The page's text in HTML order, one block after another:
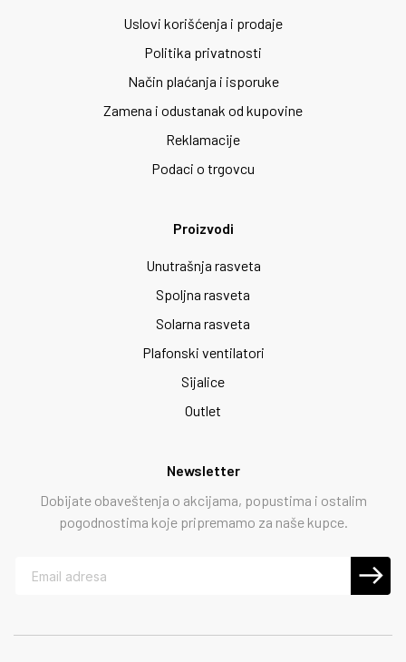
Uslovi korišćenja i prodaje
Politika privatnosti
Način plaćanja i isporuke
Zamena i odustanak od kupovine
Reklamacije
Podaci o trgovcu
Proizvodi
Unutrašnja rasveta
Spoljna rasveta
Solarna rasveta
Plafonski ventilatori
Sijalice
Outlet
Newsletter
Dobijate obaveštenja o akcijama, popustima i ostalim
pogodnostima koje pripremamo za naše kupce.